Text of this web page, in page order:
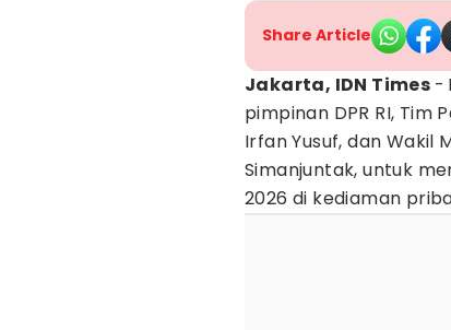
Share Article
Jakarta, IDN Times -
pimpinan DPR RI, Tim
Irfan Yusuf, dan Wakil
Simanjuntak, untuk
2026 di kediaman